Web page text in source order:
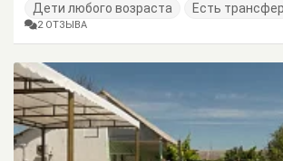
Дети любого возраста
Есть трансфер
2 ОТЗЫВА